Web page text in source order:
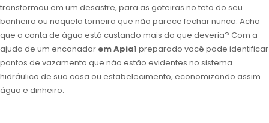
transformou em um desastre, para as goteiras no teto do seu
banheiro ou naquela torneira que não parece fechar nunca. Acha
que a conta de água está custando mais do que deveria? Com a
ajuda de um encanador em Apiaí preparado você pode identificar
pontos de vazamento que não estão evidentes no sistema
hidráulico de sua casa ou estabelecimento, economizando assim
água e dinheiro.